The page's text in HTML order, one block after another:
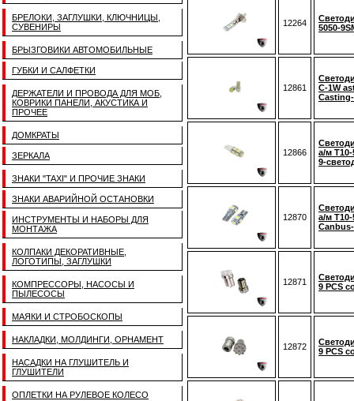
БРЕЛОКИ, ЗАГЛУШКИ, КЛЮЧНИЦЫ,
СУВЕНИРЫ
БРЫЗГОВИКИ АВТОМОБИЛЬНЫЕ
ГУБКИ И САЛФЕТКИ
ДЕРЖАТЕЛИ И ПРОВОДА ДЛЯ МОБ,
КОВРИКИ ПАНЕЛИ, АКУСТИКА И
ПРОЧЕЕ
ДОМКРАТЫ
ЗЕРКАЛА
ЗНАКИ "TAXI" И ПРОЧИЕ ЗНАКИ
ЗНАКИ АВАРИЙНОЙ ОСТАНОВКИ
ИНСТРУМЕНТЫ И НАБОРЫ ДЛЯ
МОНТАЖА
КОЛПАКИ ДЕКОРАТИВНЫЕ,
ЛОГОТИПЫ, ЗАГЛУШКИ
КОМПРЕССОРЫ, НАСОСЫ И
ПЫЛЕСОСЫ
МАЯКИ И СТРОБОСКОПЫ
НАКЛАДКИ, МОЛДИНГИ, ОРНАМЕНТ
НАСАДКИ НА ГЛУШИТЕЛЬ И
ГЛУШИТЕЛИ
ОПЛЕТКИ НА РУЛЕВОЕ КОЛЕСО
12264
5050-
12861
C-1W
12866
а/м
9-
12870
а/м T10-
12871
9 PCS
12872
9 PCS